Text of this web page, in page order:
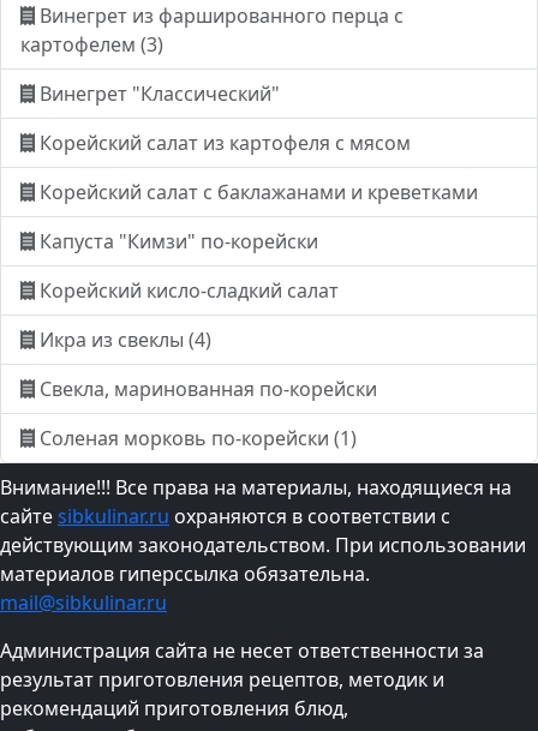
Винегрет из фаршированного перца с
картофелем (3)
Винегрет "Классический"
Корейский салат из картофеля с мясом
Корейский салат с баклажанами и креветками
Капуста "Кимзи" по-корейски
Корейский кисло-сладкий салат
Икра из свеклы (4)
Свекла, маринованная по-корейски
Соленая морковь по-корейски (1)
Внимание!!! Все права на материалы, находящиеся на
сайтеsibkulinar.ru охраняются в соответствии с
действующим законодательством. При использовании
материалов гиперссылка обязательна.
mail@sibkulinar.ru
Администрация сайта не несет ответственности за
результат приготовления рецептов, методик и
рекомендаций приготовления блюд,